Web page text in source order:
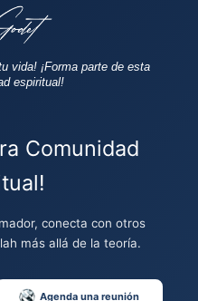
vida! ¡Forma parte de esta
espiritual!
Comunidad
conecta con otros
más allá de la teoría.
Agenda una reunión